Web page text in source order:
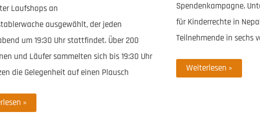
Laufshops an
ausgewählt, der jeden
um 19:30 Uhr stattfindet. Über 200
und Läufer sammelten sich bis 19:30 Uhr
die Gelegenheit auf einen Plausch
»
Spendenkampagne.
für Kinderrechte in
Teilnehmende in sechs
Sportliche
Power
Weiterlesen »